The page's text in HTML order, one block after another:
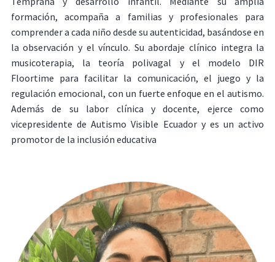
formación, acompaña a familias y profesionales para
comprender a cada niño desde su autenticidad, basándose en
la observación y el vínculo. Su abordaje clínico integra la
musicoterapia, la teoría polivagal y el modelo DIR
Floortime para facilitar la comunicación, el juego y la
regulación emocional, con un fuerte enfoque en el autismo.
Además de su labor clínica y docente, ejerce como
vicepresidente de Autismo Visible Ecuador y es un activo
promotor de la inclusión educativa